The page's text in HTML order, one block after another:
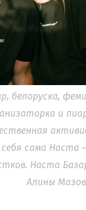
белоруска,
и
сама Наста
Наста
Алины